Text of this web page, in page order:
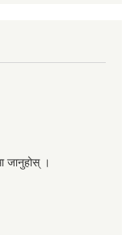
जानुहोस् ।